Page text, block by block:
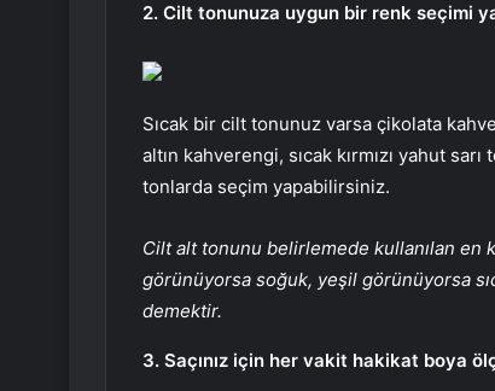
2. Cilt tonunuza uygun bir renk seçimi
Sıcak bir cilt tonunuz varsa çikolata
altın kahverengi, sıcak kırmızı yahut
tonlarda seçim yapabilirsiniz.
Cilt alt tonunu belirlemede kullanılan en
görünüyorsa soğuk, yeşil görünüyorsa
demektir.
3. Saçınız için her vakit hakikat boya